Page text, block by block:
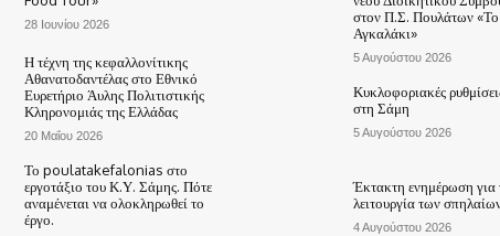
28 Ιουνίου 2026
Η τέχνη της κεφαλλονίτικης
Αθανατοδαντέλας στο Εθνικό
Ευρετήριο Άυλης Πολιτιστικής
Κληρονομιάς της Ελλάδας
20 Μαΐου 2026
Το poulatakefalonias στο
εργοτάξιο του Κ.Υ. Σάμης. Πότε
αναμένεται να ολοκληρωθεί το
έργο.
στον Π.Σ. Πουλάτων «Το
Αγκαλάκι»
5 Αυγούστου 2026
Κυκλοφοριακές
στη Σάμη
5 Αυγούστου 2026
Έκτακτη ενημέρωση για
λειτουργία των
4 Αυγούστου 2026